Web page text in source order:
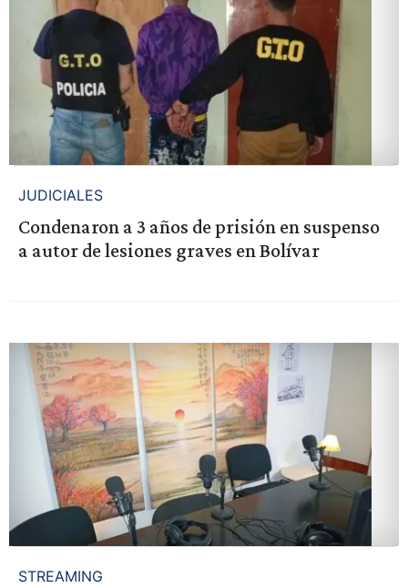
JUDICIALES
Condenaron a 3 años de prisión en suspenso
a autor de lesiones graves en Bolívar
STREAMING